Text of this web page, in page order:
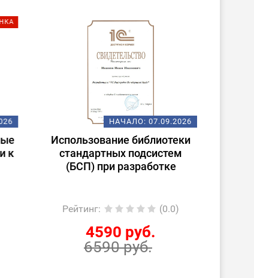
к
НАЧАЛО: 07.09.2026
Использование библиотеки
стандартных подсистем
(БСП) при разработке
Рейтинг: (0.0)
4590 руб.
6590 руб.